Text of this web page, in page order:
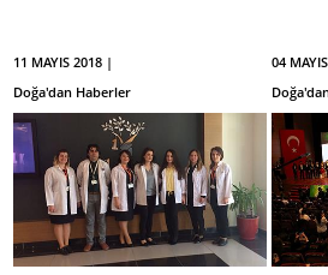
11 MAYIS 2018 |
Doğa'dan Haberler
04